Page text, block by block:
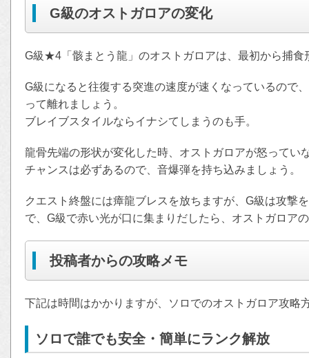
G級のオストガロアの変化
G級★4「骸まとう龍」のオストガロアは、最初から捕食
G級になると往復する突進の速度が速くなっているので
って離れましょう。
ブレイブスタイルならイナシてしまうのも手。
龍骨先端の形状が変化した時、オストガロアが怒ってい
チャンスは必ずあるので、音爆弾を持ち込みましょう。
クエスト終盤には瘴龍ブレスを放ちますが、G級は攻撃
で、G級で赤い光が口に集まりだしたら、オストガロア
投稿者からの攻略メモ
下記は時間はかかりますが、ソロでのオストガロア攻略
ソロで誰でも安全・簡単にランク解放